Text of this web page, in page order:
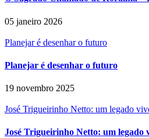
05 janeiro 2026
Planejar é desenhar o futuro
Planejar é desenhar o futuro
19 novembro 2025
José Trigueirinho Netto: um legado
José Trigueirinho Netto: um legado